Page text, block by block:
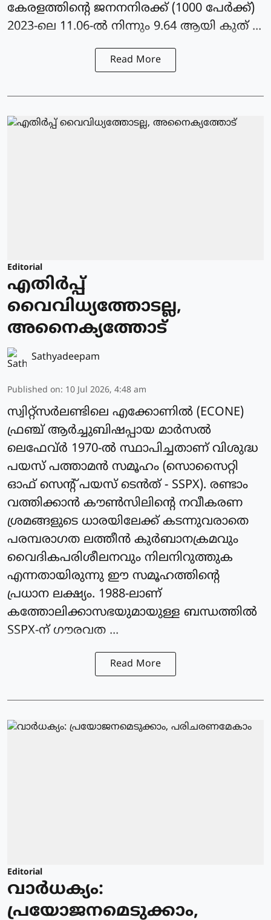
കേരളത്തിന്റെ ജനനനിരക്ക് (1000 പേർക്ക്)
2023-ലെ 11.06-ൽ നിന്നും 9.64 ആയി കുത് ...
Read More
Editorial
എതിർപ്പ്
വൈവിധ്യത്തോടല്ല,
അനൈക്യത്തോട്
Sathyadeepam
Published on: 10 Jul 2026, 4:48 am
സ്വിറ്റ്സർലണ്ടിലെ എക്കോണിൽ (ECONE)
ഫ്രഞ്ച് ആർച്ചുബിഷപ്പായ മാർസൽ
ലെഫേവ്ർ 1970-ൽ സ്ഥാപിച്ചതാണ് വിശുദ്ധ
പയസ് പത്താമൻ സമൂഹം (സൊസൈറ്റി
ഓഫ് സെന്റ് പയസ് ടെൻത് - SSPX). രണ്ടാം
വത്തിക്കാൻ കൗൺസിലിന്റെ നവീകരണ
ശ്രമങ്ങളുടെ ധാരയിലേക്ക് കടന്നുവരാതെ
പരമ്പരാഗത ലത്തീൻ കുർബാനക്രമവും
വൈദികപരിശീലനവും നിലനിറുത്തുക
എന്നതായിരുന്നു ഈ സമൂഹത്തിന്റെ
പ്രധാന ലക്ഷ്യം. 1988-ലാണ്
കത്തോലിക്കാസഭയുമായുള്ള ബന്ധത്തിൽ
SSPX-ന് ഗൗരവത ...
Read More
Editorial
വാർധക്യം:
പ്രയോജനമെടുക്കാം,